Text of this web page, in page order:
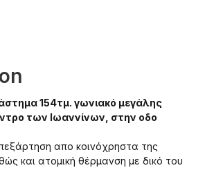
154τμ. γωνιακό μεγάλης
των Ιωαννίνων, στην οδο
απο κοινόχρηστα της
και ατομική θέρμανση με δικό του